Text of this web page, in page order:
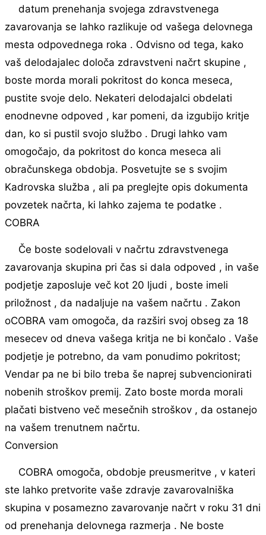
datum prenehanja svojega zdravstvenega
zavarovanja se lahko razlikuje od vašega delovnega
mesta odpovednega roka . Odvisno od tega, kako
vaš delodajalec določa zdravstveni načrt skupine ,
boste morda morali pokritost do konca meseca,
pustite svoje delo. Nekateri delodajalci obdelati
enodnevne odpoved , kar pomeni, da izgubijo kritje
dan, ko si pustil svojo službo . Drugi lahko vam
omogočajo, da pokritost do konca meseca ali
obračunskega obdobja. Posvetujte se s svojim
Kadrovska služba , ali pa preglejte opis dokumenta
povzetek načrta, ki lahko zajema te podatke .
COBRA
Če boste sodelovali v načrtu zdravstvenega
zavarovanja skupina pri čas si dala odpoved , in vaše
podjetje zaposluje več kot 20 ljudi , boste imeli
priložnost , da nadaljuje na vašem načrtu . Zakon
oCOBRA vam omogoča, da razširi svoj ​​obseg za 18
mesecev od dneva vašega kritja ne bi končalo . Vaše
podjetje je potrebno, da vam ponudimo pokritost;
Vendar pa ne bi bilo treba še naprej subvencionirati
nobenih stroškov premij. Zato boste morda morali
plačati bistveno več mesečnih stroškov , da ostanejo
na vašem trenutnem načrtu.
Conversion
COBRA omogoča, obdobje preusmeritve , v kateri
ste lahko pretvorite vaše zdravje zavarovalniška
skupina v posamezno zavarovanje načrt v roku 31 dni
od prenehanja delovnega razmerja . Ne boste